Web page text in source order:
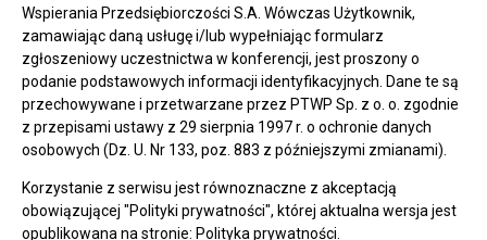
Wspierania Przedsiębiorczości S.A. Wówczas Użytkownik,
zamawiając daną usługę i/lub wypełniając formularz
zgłoszeniowy uczestnictwa w konferencji, jest proszony o
podanie podstawowych informacji identyfikacyjnych. Dane te są
przechowywane i przetwarzane przez PTWP Sp. z o. o. zgodnie
z przepisami ustawy z 29 sierpnia 1997 r. o ochronie danych
osobowych (Dz. U. Nr 133, poz. 883 z późniejszymi zmianami).
Korzystanie z serwisu jest równoznaczne z akceptacją
obowiązującej "Polityki prywatności", której aktualna wersja jest
opublikowana na stronie: Polityka prywatności.